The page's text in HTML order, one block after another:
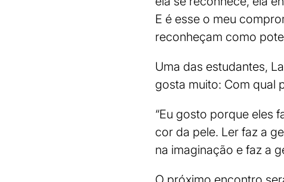
E é esse o meu
reconheçam como
Uma das estudantes,
gosta muito: Com qual
“Eu gosto porque eles
cor da pele. Ler faz a
na imaginação e faz a